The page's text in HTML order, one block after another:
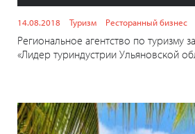
14.08.2018 Туризм Ресторанный бизнес
Региональное агентство по туризму
«Лидер туриндустрии Ульяновской